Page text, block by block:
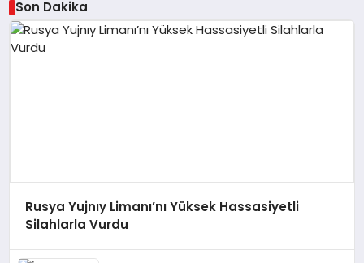
Son Dakika
Rusya Yujnıy Limanı’nı Yüksek Hassasiyetli
Silahlarla Vurdu